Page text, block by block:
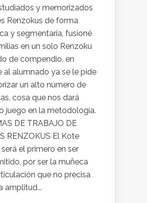
y memorizados
Renzokus de forma
y segmentaria, fusioné
en un solo Renzoku
de compendio, en
al alumnado ya se le pide
un alto número de
cosa que nos dará
juego en la metodología.
DE TRABAJO DE
RENZOKUS El Kote
el primero en ser
por ser la muñeca
que no precisa
amplitud...